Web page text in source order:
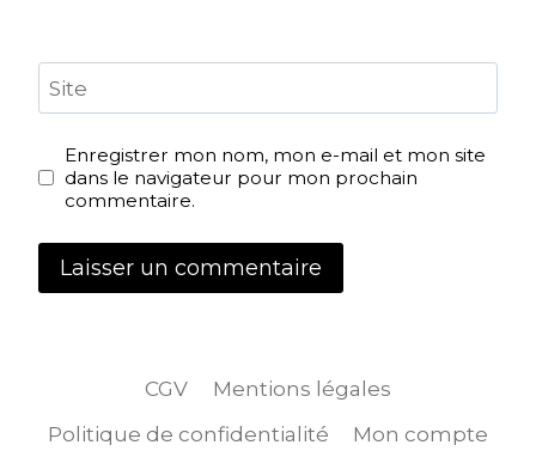
Site
Enregistrer mon nom, mon e-mail et mon site
dans le navigateur pour mon prochain
commentaire.
CGV
Mentions légales
Politique de confidentialité
Mon compte